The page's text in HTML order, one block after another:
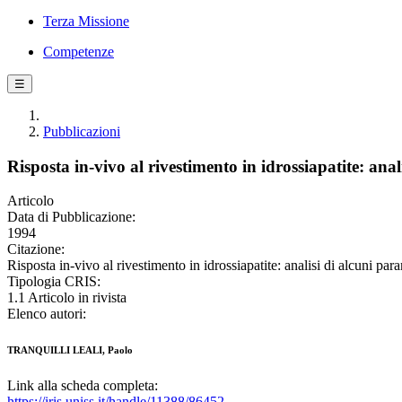
Terza Missione
Competenze
☰
Pubblicazioni
Risposta in-vivo al rivestimento in idrossiapatite:
Articolo
Data di Pubblicazione:
1994
Citazione:
Risposta in-vivo al rivestimento in idrossiapatite: analisi di alcuni
Tipologia CRIS:
1.1 Articolo in rivista
Elenco autori:
TRANQUILLI LEALI, Paolo
Link alla scheda completa: